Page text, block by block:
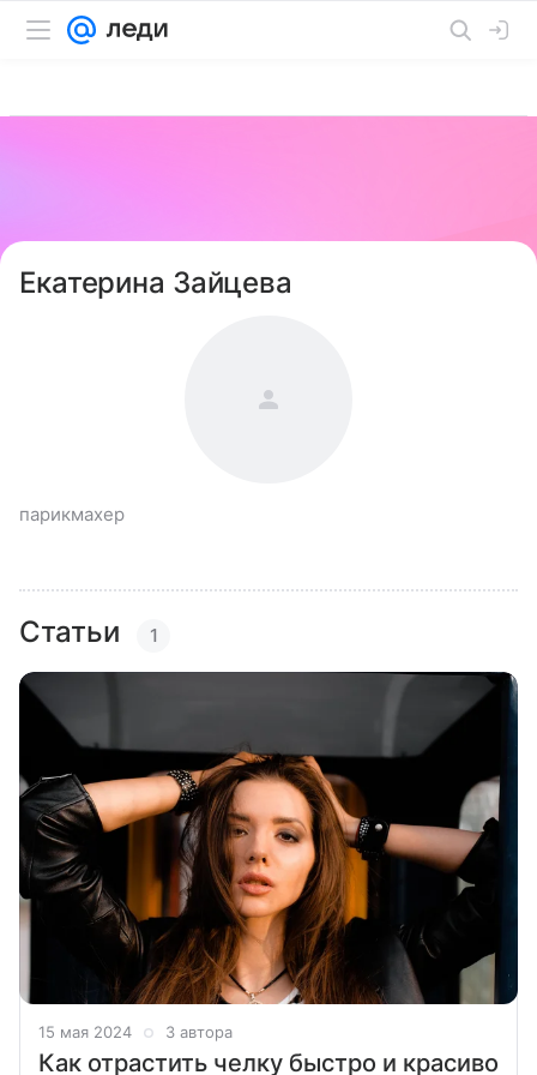
Екатерина Зайцева
парикмахер
Статьи 1
15 мая 2024 3 автора
Как отрастить челку быстро и красиво